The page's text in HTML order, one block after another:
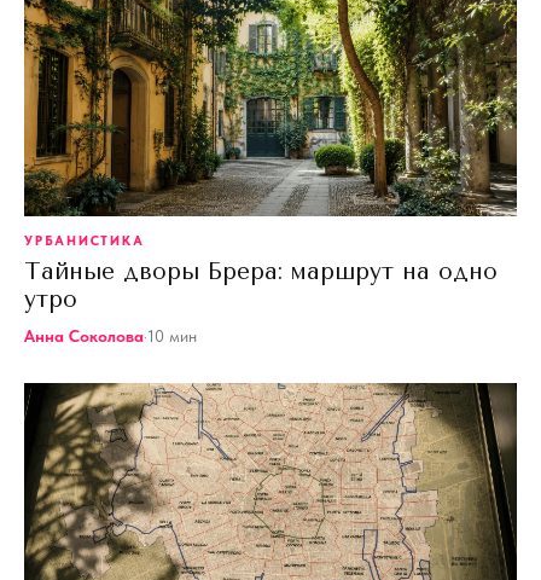
УРБАНИСТИКА
Тайные дворы Брера: маршрут на одно
утро
Анна Соколова·10 мин